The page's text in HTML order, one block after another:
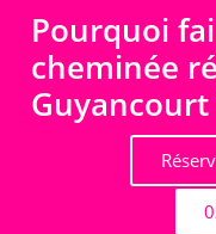
Pourquoi
cheminée
Guyancourt